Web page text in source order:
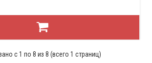
с 1 по 8 из 8 (всего 1 страниц)